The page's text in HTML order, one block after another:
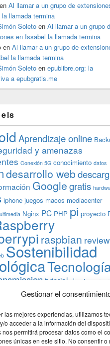
Gestionar el
las mejores experiencias, utilizamos
o acceder a la información del
nos permitirá procesar datos como el
únicas en este sitio. No consentir
en Al llamar a un grupo de
llamada termina
Soleto en Al llamar a un grupo
en Issabel la llamada termina
en Al llamar a un grupo de
la llamada termina
Soleto en epublibre.org: la
a epubgratis.me
Aprendizaje online
y amenazas
Conexión 5G conocimiento datos
desarrollo web
Googlegratis
iphone juegos macos mediacenter
Nginx PC PHP pi proyecto
raspbian review
Sostenibilidad
tutorial ubuntu server
Windowswordpressxbmc